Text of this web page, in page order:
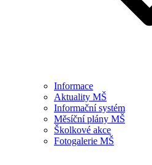
Informace
Aktuality MŠ
Informační systém
Měsíční plány MŠ
Školkové akce
Fotogalerie MŠ